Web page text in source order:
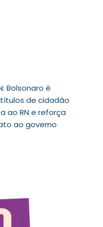
Bolsonaro é
de cidadão
ao RN e reforça
ao governo